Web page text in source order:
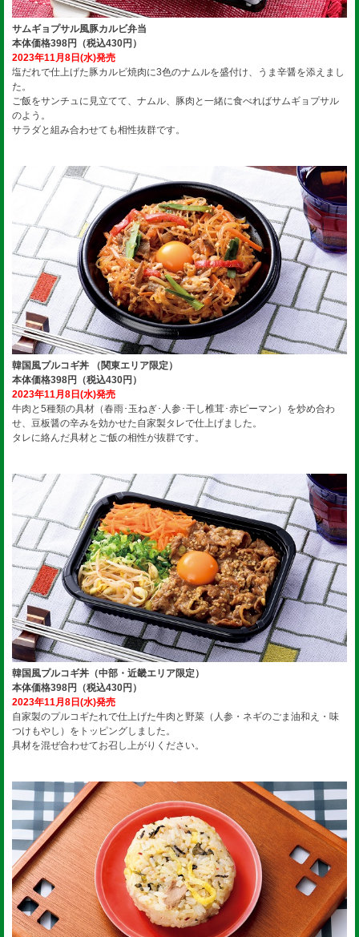
サムギョプサル風豚カルビ弁当
本体価格398円（税込430円）
2023年11月8日(水)発売
塩だれで仕上げた豚カルビ焼肉に3色のナムルを盛付け、うま辛醤を添えまし
た。
ご飯をサンチュに見立てて、ナムル、豚肉と一緒に食べればサムギョプサル
のよう。
サラダと組み合わせても相性抜群です。
韓国風プルコギ丼 （関東エリア限定）
本体価格398円（税込430円）
2023年11月8日(水)発売
牛肉と5種類の具材（春雨･玉ねぎ･人参･干し椎茸･赤ピーマン）を炒め合わ
せ、豆板醤の辛みを効かせた自家製タレで仕上げました。
タレに絡んだ具材とご飯の相性が抜群です。
韓国風プルコギ丼（中部・近畿エリア限定）
本体価格398円（税込430円）
2023年11月8日(水)発売
自家製のプルコギたれで仕上げた牛肉と野菜（人参・ネギのごま油和え・味
つけもやし）をトッピングしました。
具材を混ぜ合わせてお召し上がりください。